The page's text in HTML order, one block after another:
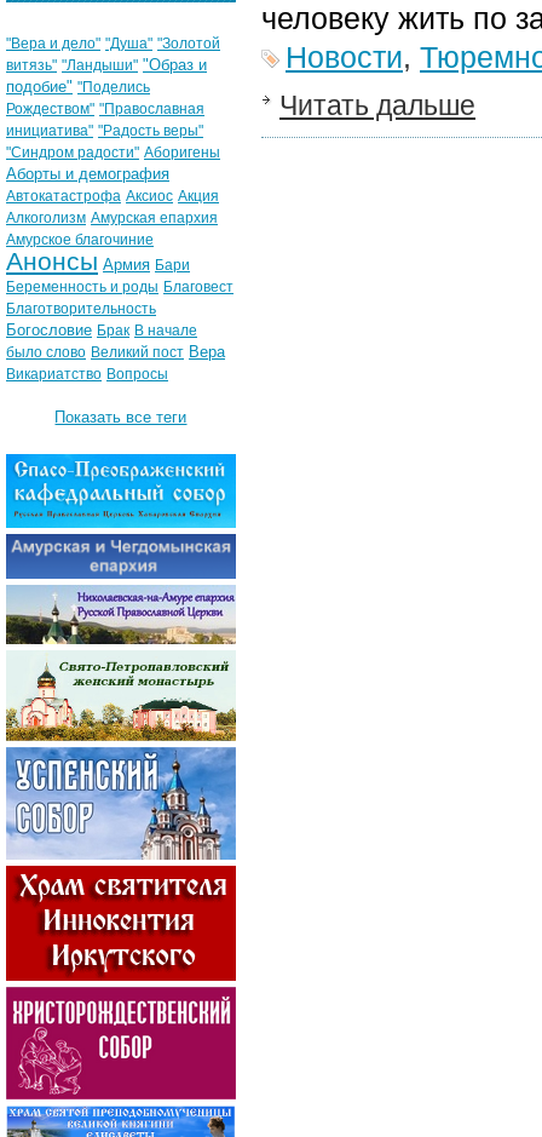
человеку жить по
Новости,
Читать дальше
"Вера и дело" "Душа" "Золотой
витязь" "Ландыши" "Образ и
подобие" "Поделись
Рождеством" "Православная
инициатива" "Радость веры"
"Синдром радости" Аборигены
Аборты и демография
Автокатастрофа Аксиос Акция
Алкоголизм Амурская епархия
Амурское благочиние
Анонсы Армия Бари
Беременность и роды Благовест
Благотворительность
Богословие Брак В начале
было слово Великий пост Вера
Викариатство Вопросы
Показать все теги